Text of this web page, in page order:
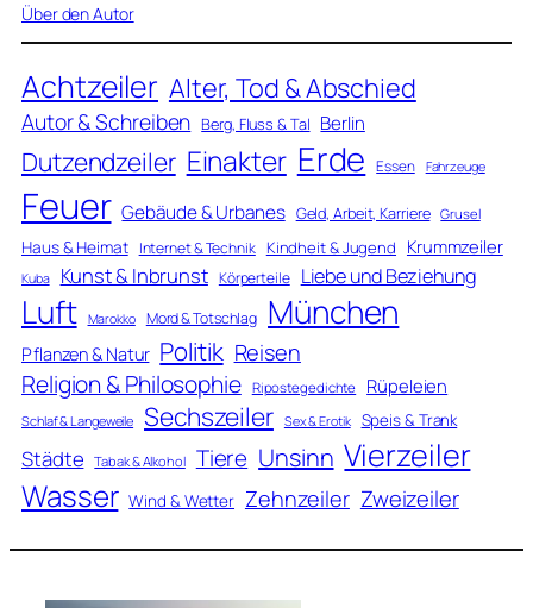
Über den Autor
Achtzeiler Alter, Tod & Abschied
Autor & Schreiben Berg, Fluss & Tal Berlin
Dutzendzeiler Einakter Erde Essen Fahrzeuge
Feuer Gebäude & Urbanes Geld, Arbeit, Karriere Grusel
Haus & Heimat Internet & Technik Kindheit & Jugend Krummzeiler
Kuba Kunst & Inbrunst Körperteile Liebe und Beziehung
Luft Marokko Mord & Totschlag München
Pflanzen & Natur Politik Reisen
Religion & Philosophie Ripostegedichte Rüpeleien
Schlaf & Langeweile Sechszeiler Sex & Erotik Speis & Trank
Städte Tabak & Alkohol Tiere Unsinn Vierzeiler
Wasser Wind & Wetter Zehnzeiler Zweizeiler